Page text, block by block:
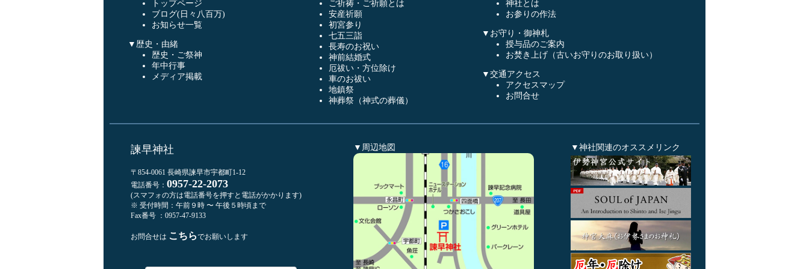
トップページ
ブログ(日々八百万)
お知らせ一覧
▼歴史・由緒
歴史・ご祭神
年中行事
メディア掲載
ご祈祷・ご祈願とは
安産祈願
初宮参り
七五三詣
長寿のお祝い
神前結婚式
厄祓い・方位除け
車のお祓い
地鎮祭
神葬祭（神式の葬儀）
神社とは
お参りの作法
▼お守り・御神札
授与品のご案内
お焚き上げ（古いお守りのお取り扱い）
▼交通アクセス
アクセスマップ
お問合せ
諫早神社
〒854-0061 長崎県諫早市宇都町1-12
電話番号： 0957-22-2073
(スマフォの方は電話番号を押すと電話がかかります)
※ 受付時間：午前９時 〜 午後５時頃まで
Fax番号 ：0957-47-9133
お問合せは こちらでお願いします
▼周辺地図 ▼神社関連のオススメリンク